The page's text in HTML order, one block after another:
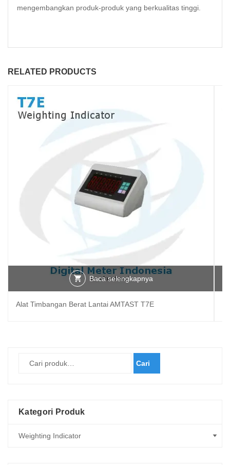
mengembangkan produk-produk yang berkualitas tinggi.
RELATED PRODUCTS
Baca selengkapnya
Alat Timbangan Berat Lantai AMTAST T7E
Cari
Kategori Produk